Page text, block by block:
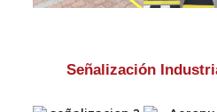
Señalización